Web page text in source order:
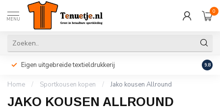
MENU
0
Eigen uitgebreide textieldrukkerij 9.8
Home / Sportkousen kopen / Jako kousen Allround
JAKO KOUSEN ALLROUND